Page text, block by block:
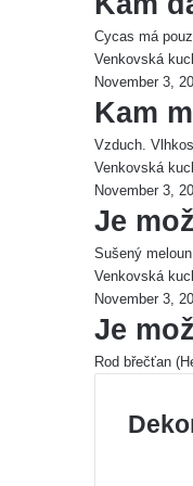
Cycas má
Venkovská
November 3,
Kam
Vzduch.
Venkovská
November 3,
Je
Sušený
Venkovská
November 3,
Je
Rod břečťan